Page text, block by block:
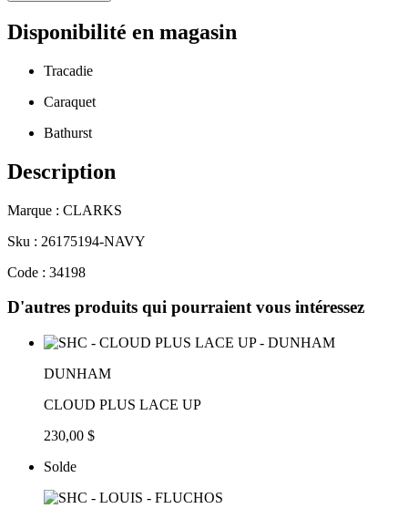
Disponibilité en magasin
Tracadie
Caraquet
Bathurst
Description
Marque : CLARKS
Sku : 26175194-NAVY
Code : 34198
D'autres produits qui pourraient vous intéressez
DUNHAM
CLOUD PLUS LACE UP
230,00 $
Solde